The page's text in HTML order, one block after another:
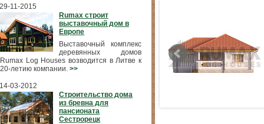
29-11-2015
Rumax строит
выставочный дом в
Европе
Выставочный комплекс
деревянных домов
Rumax Log Houses возводится в Литве к
20-летию компании. >>
14-03-2012
Строительство дома
из бревна для
пансионата
Сестрорецк